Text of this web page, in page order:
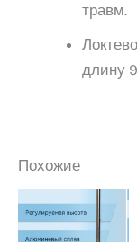
травм.
длину
Похожие